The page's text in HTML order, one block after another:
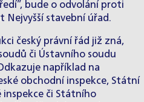
bude o odvolání proti
stavební úřad.
český právní řád již zná,
či Ústavního soudu
například na
obchodní inspekce, Státní
inspekce či Státního